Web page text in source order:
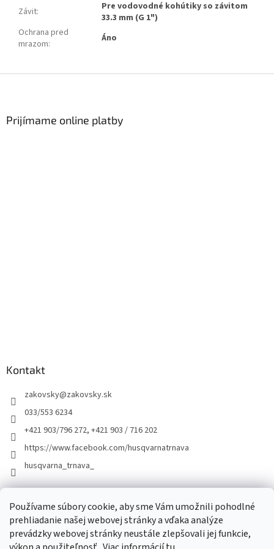
Používame súbory cookie, aby sme Vám umožnili pohodlné
prehliadanie našej webovej stránky a vďaka analýze
prevádzky webovej stránky neustále zlepšovali jej funkcie,
Závit:
Pre vodovodné kohútiky so závitom
33.3 mm (G 1")
Ochrana pred
mrazom: Áno
Prijímame online platby
Kontakt
zakovsky@zakovsky.sk
033/553 6234
+421 903/796 272, +421 903 / 716 202
https://www.facebook.com/husqvarnatrnava
husqvarna_trnava_
Facebook